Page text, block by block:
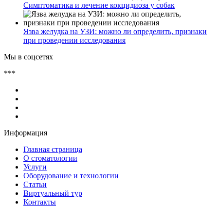
Симптоматика и лечение кокцидиоза у собак
Язва желудка на УЗИ: можно ли определить, признаки
при проведении исследования
Мы в соцсетях
***
Информация
Главная страница
О стоматологии
Услуги
Оборудование и технологии
Статьи
Виртуальный тур
Контакты